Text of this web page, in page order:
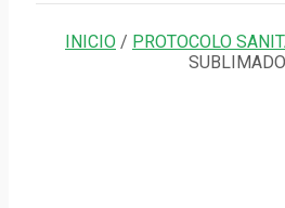
INICIO / PROTOCOLO